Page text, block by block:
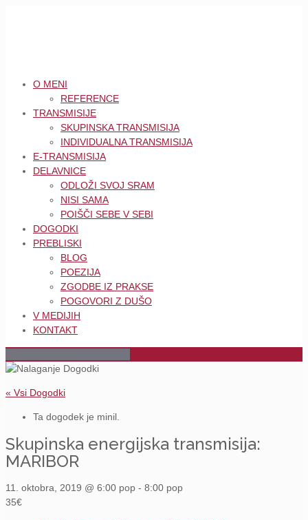
O MENI
REFERENCE
TRANSMISIJE
SKUPINSKA TRANSMISIJA
INDIVIDUALNA TRANSMISIJA
E-TRANSMISIJA
DELAVNICE
ODLOŽI SVOJ SRAM
NISI SAMA
POIŠČI SEBE V SEBI
DOGODKI
PREBLISKI
BLOG
POEZIJA
ZGODBE IZ PRAKSE
POGOVORI Z DUŠO
V MEDIJIH
KONTAKT
« Vsi Dogodki
Ta dogodek je minil.
Skupinska energijska transmisija:
MARIBOR
11. oktobra, 2019 @ 6:00 pop - 8:00 pop
35€